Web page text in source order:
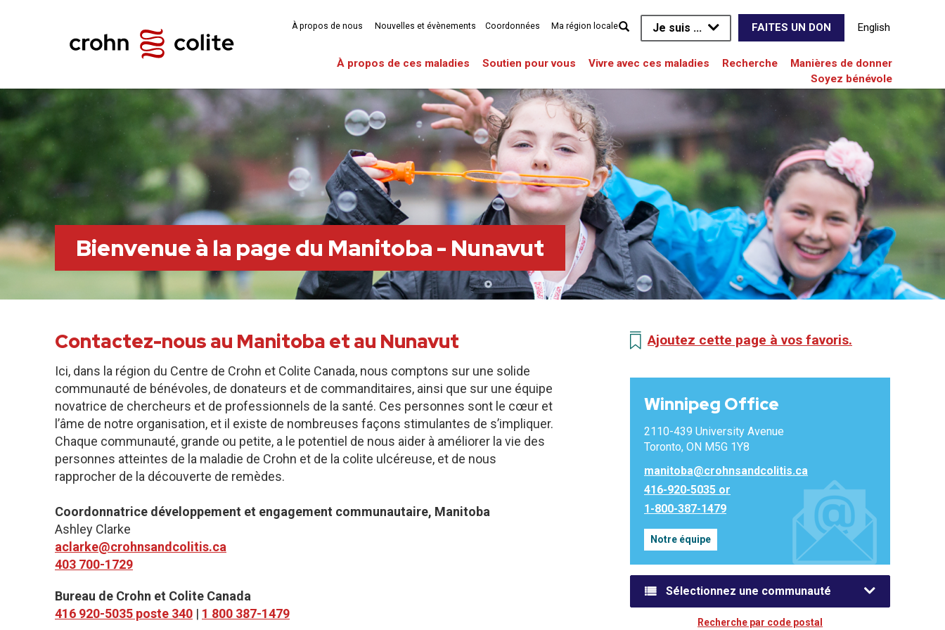
Je suis ... FAITES UN DON English
À propos de ces maladies Soutien pour vous Vivre avec ces maladies Recherche
Manières de donner
Soyez bénévole
À propos de nous Nouvelles et évènements Coordonnées Ma région locale
Bienvenue à la page du Manitoba - Nunavut
Contactez-nous au Manitoba et au Nunavut
Ici, dans la région du Centre de Crohn et Colite Canada, nous comptons sur une solide
communauté de bénévoles, de donateurs et de commanditaires, ainsi que sur une équipe
novatrice de chercheurs et de professionnels de la santé. Ces personnes sont le cœur et
l’âme de notre organisation, et il existe de nombreuses façons stimulantes de s’impliquer.
Chaque communauté, grande ou petite, a le potentiel de nous aider à améliorer la vie des
personnes atteintes de la maladie de Crohn et de la colite ulcéreuse, et de nous
rapprocher de la découverte de remèdes.
Coordonnatrice développement et engagement communautaire, Manitoba
Ashley Clarke
aclarke@crohnsandcolitis.ca
403 700-1729
Bureau de Crohn et Colite Canada
416 920-5035 poste 340 | 1 800 387-1479
Ajoutez cette page à vos favoris.
Winnipeg Office
2110-439 University Avenue
Toronto, ON M5G 1Y8
manitoba@crohnsandcolitis.ca
416-920-5035 or
1-800-387-1479
Notre équipe
Sélectionnez une communauté
Recherche par code postal